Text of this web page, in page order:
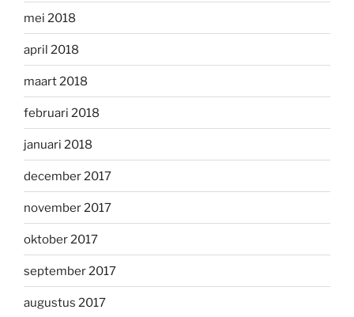
mei 2018
april 2018
maart 2018
februari 2018
januari 2018
december 2017
november 2017
oktober 2017
september 2017
augustus 2017